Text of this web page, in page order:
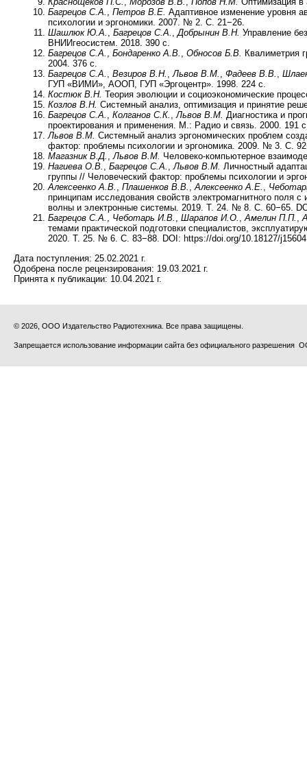
Багрецов С.А. , Петров В.Е. Адаптивное изменение уровня
психологии и эргономики. 2007. № 2. С. 21−26.
Шашлюк Ю.А. , Багрецов С.А. ,Добрынин В.Н. Управление
ВНИИгеосистем. 2018. 390 с.
Багрецов С.А. , Бондаренко А.В. , Обносов Б.В. Квалиметрия
2004. 376 с.
Багрецов С.А. , Везиров В.Н. ,Львов В.М. , Фадеев В.В. ,
ГУП «ВИМИ», АООП, ГУП «Эргоцентр». 1998. 224 с.
Костюк В.Н. Теория эволюции и социоэкономические
Козлов В.Н. Системный анализ, оптимизация и принятие
Багрецов С.А. , Колганов С.К. ,Львов В.М. Диагностика и
проектирования и применения. М.: Радио и связь. 2000. 191
Львов В.М. Системный анализ эргономических проблем
фактор: проблемы психологии и эргономика. 2009. № 3. С.
Магазник В.Д. ,Львов В.М. Человеко-компьютерное
Нагиева О.В. , Багрецов С.А. ,Львов В.М. Личностный
группы // Человеческий фактор: проблемы психологии и
Алексеенко А.В. , Плашенков В.В. ,Алексеенко А.Е. ,
принципам исследования свойств электромагнитного поля
волны и электронные системы. 2019. Т. 24. № 8. С. 60−65.
Багрецов С.А. , Чеботарь И.В. , Шарапов И.О. ,Амелин П.П. ,
темами практической подготовки специалистов,
2020. Т. 25. № 6. С. 83−88. DOI: https://doi.org/10.18127/
Дата поступления: 25.02.2021 г.
Одобрена после рецензирования: 19.03.2021 г.
Принята к публикации: 10.04.2021 г.
© 2026, ООО Издательство Радиотехника. Все права защищены.
Запрещается использование информации сайта без официального разрешения